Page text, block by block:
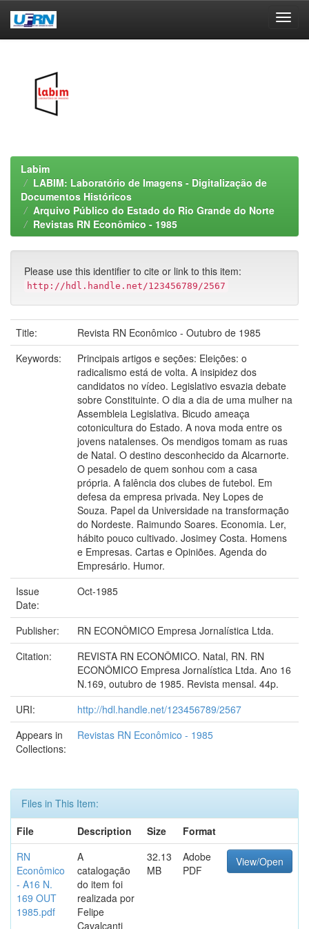
Labim
LABIM: Laboratório de Imagens - Digitalização de
Documentos Históricos
Arquivo Público do Estado do Rio Grande do Norte
Revistas RN Econômico - 1985
Please use this identifier to cite or link to this item:
http://hdl.handle.net/123456789/2567
Title:
Revista RN Econômico - Outubro de 1985
Keywords:
Principais artigos e seções: Eleições: o
radicalismo está de volta. A insipidez dos
candidatos no vídeo. Legislativo esvazia debate
sobre Constituinte. O dia a dia de uma mulher na
Assembleia Legislativa. Bicudo ameaça
cotonicultura do Estado. A nova moda entre os
jovens natalenses. Os mendigos tomam as ruas
de Natal. O destino desconhecido da Alcarnorte.
O pesadelo de quem sonhou com a casa
própria. A falência dos clubes de futebol. Em
defesa da empresa privada. Ney Lopes de
Souza. Papel da Universidade na transformação
do Nordeste. Raimundo Soares. Economia. Ler,
hábito pouco cultivado. Josimey Costa. Homens
e Empresas. Cartas e Opiniões. Agenda do
Empresário. Humor.
Issue
Date:
Oct-1985
Publisher:
RN ECONÔMICO Empresa Jornalística Ltda.
Citation:
REVISTA RN ECONÔMICO. Natal, RN. RN
ECONÔMICO Empresa Jornalística Ltda. Ano 16
N.169, outubro de 1985. Revista mensal. 44p.
URI:
http://hdl.handle.net/123456789/2567
Appears in
Collections:
Revistas RN Econômico - 1985
Files in This Item:
File
Description Size
Format
RN
Econômico
- A16 N.
169 OUT
1985.pdf
A
catalogação
do item foi
realizada por
Felipe
Cavalcanti
32.13
MB
Adobe
PDF
View/Open